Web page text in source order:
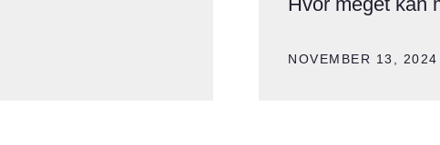
NOVEMBER 13, 2024